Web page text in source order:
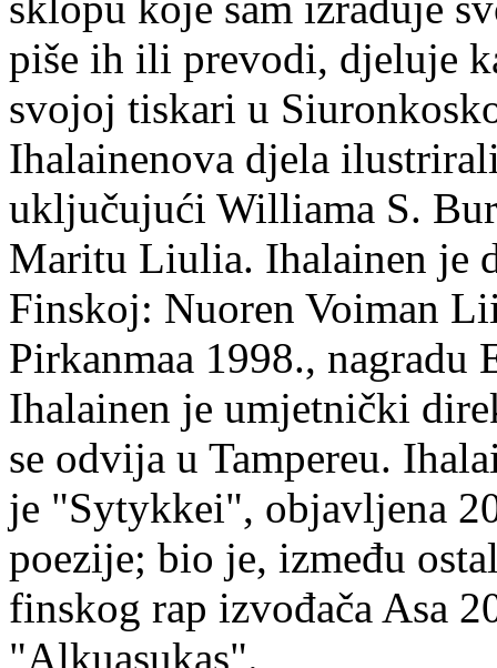
piše ih ili prevodi, djeluje
svojoj tiskari u
Ihalainenova djela
uključujući Williama S.
Maritu Liulia. Ihalainen je
Finskoj: Nuoren Voiman
Pirkanmaa 1998.,
Ihalainen je umjetnički
se odvija u Tampereu.
je "Sytykkei", objavljena
poezije; bio je, između
finskog rap izvođača Asa
"Alkuasukas".